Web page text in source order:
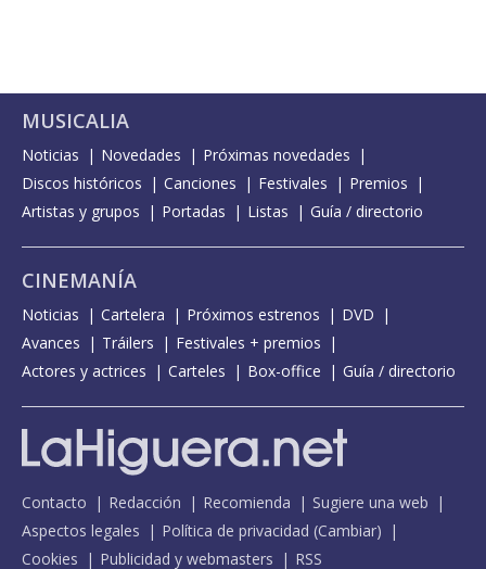
MUSICALIA
Noticias Novedades
Próximas novedades
Discos históricos
Canciones Festivales
Premios
Artistas y grupos
Portadas Listas Guía / directorio
CINEMANÍA
Noticias Cartelera Próximos estrenos
DVD
Avances
Tráilers
Festivales + premios
Actores y actrices
Carteles Box-office Guía / directorio
Contacto Redacción Recomienda
Sugiere una web
Aspectos legales
Política de privacidad (Cambiar)
Cookies
Publicidad y webmasters RSS